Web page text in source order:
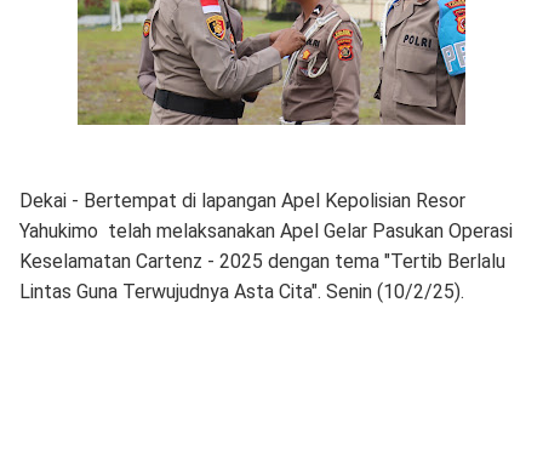
Dekai - Bertempat di lapangan Apel Kepolisian Resor
Yahukimo telah melaksanakan Apel Gelar Pasukan Operasi
Keselamatan Cartenz - 2025 dengan tema "Tertib Berlalu
Lintas Guna Terwujudnya Asta Cita". Senin (10/2/25).